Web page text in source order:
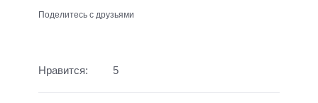
Поделитесь с друзьями
Нравится: 5